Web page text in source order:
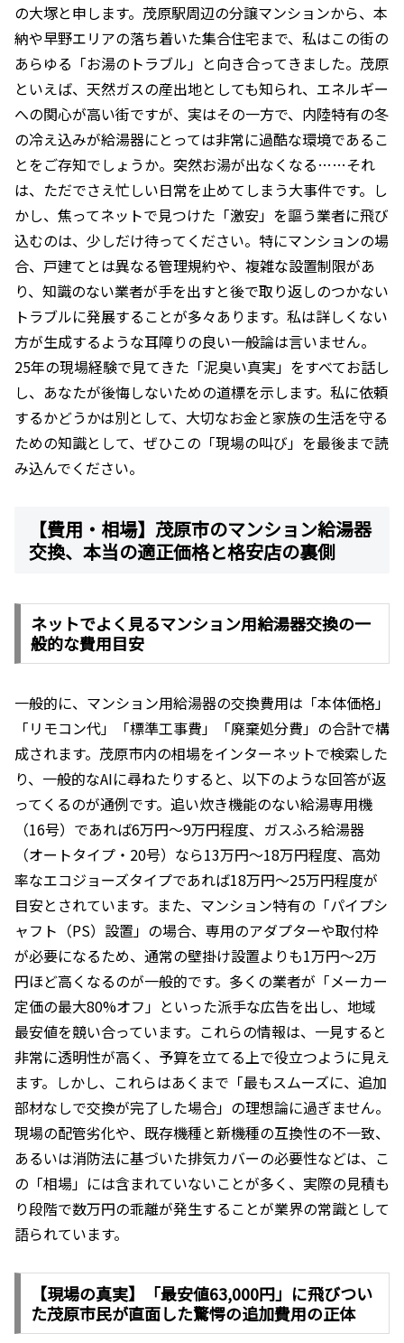
の大塚と申します。茂原駅周辺の分譲マンションから、本
納や早野エリアの落ち着いた集合住宅まで、私はこの街の
あらゆる「お湯のトラブル」と向き合ってきました。茂原
といえば、天然ガスの産出地としても知られ、エネルギー
への関心が高い街ですが、実はその一方で、内陸特有の冬
の冷え込みが給湯器にとっては非常に過酷な環境であるこ
とをご存知でしょうか。突然お湯が出なくなる……それ
は、ただでさえ忙しい日常を止めてしまう大事件です。し
かし、焦ってネットで見つけた「激安」を謳う業者に飛び
込むのは、少しだけ待ってください。特にマンションの場
合、戸建てとは異なる管理規約や、複雑な設置制限があ
り、知識のない業者が手を出すと後で取り返しのつかない
トラブルに発展することが多々あります。私は詳しくない
方が生成するような耳障りの良い一般論は言いません。
25年の現場経験で見てきた「泥臭い真実」をすべてお話し
し、あなたが後悔しないための道標を示します。私に依頼
するかどうかは別として、大切なお金と家族の生活を守る
ための知識として、ぜひこの「現場の叫び」を最後まで読
み込んでください。
【費用・相場】茂原市のマンション給湯器
交換、本当の適正価格と格安店の裏側
ネットでよく見るマンション用給湯器交換の一
般的な費用目安
一般的に、マンション用給湯器の交換費用は「本体価格」
「リモコン代」「標準工事費」「廃棄処分費」の合計で構
成されます。茂原市内の相場をインターネットで検索した
り、一般的なAIに尋ねたりすると、以下のような回答が返
ってくるのが通例です。追い炊き機能のない給湯専用機
（16号）であれば6万円〜9万円程度、ガスふろ給湯器
（オートタイプ・20号）なら13万円〜18万円程度、高効
率なエコジョーズタイプであれば18万円〜25万円程度が
目安とされています。また、マンション特有の「パイプシ
ャフト（PS）設置」の場合、専用のアダプターや取付枠
が必要になるため、通常の壁掛け設置よりも1万円〜2万
円ほど高くなるのが一般的です。多くの業者が「メーカー
定価の最大80%オフ」といった派手な広告を出し、地域
最安値を競い合っています。これらの情報は、一見すると
非常に透明性が高く、予算を立てる上で役立つように見え
ます。しかし、これらはあくまで「最もスムーズに、追加
部材なしで交換が完了した場合」の理想論に過ぎません。
現場の配管劣化や、既存機種と新機種の互換性の不一致、
あるいは消防法に基づいた排気カバーの必要性などは、こ
の「相場」には含まれていないことが多く、実際の見積も
り段階で数万円の乖離が発生することが業界の常識として
語られています。
【現場の真実】「最安値63,000円」に飛びつい
た茂原市民が直面した驚愕の追加費用の正体